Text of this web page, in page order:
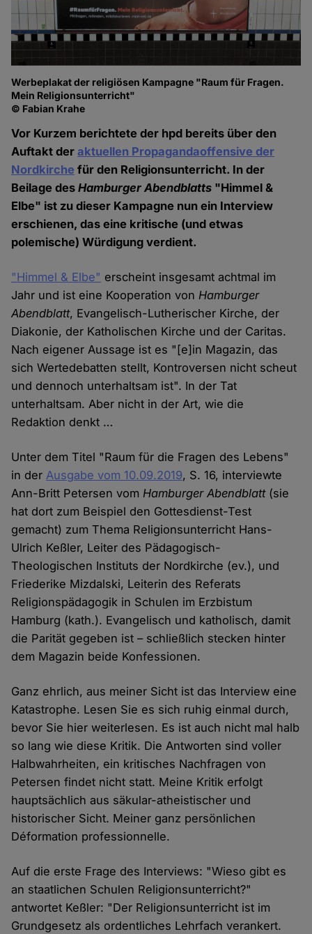
Werbeplakat der religiösen Kampagne "Raum für Fragen.
Mein Religionsunterricht"
© Fabian Krahe
Vor Kurzem berichtete der hpd bereits über den
Auftakt deraktuellen Propagandaoffensive der
Nordkirche für den Religionsunterricht. In der
Beilage desHamburger Abendblatts "Himmel &
Elbe" ist zu dieser Kampagne nun ein Interview
erschienen, das eine kritische (und etwas
polemische) Würdigung verdient.
"Himmel & Elbe" erscheint insgesamt achtmal im
Jahr und ist eine Kooperation vonHamburger
Abendblatt, Evangelisch-Lutherischer Kirche, der
Diakonie, der Katholischen Kirche und der Caritas.
Nach eigener Aussage ist es "[e]in Magazin, das
sich Wertedebatten stellt, Kontroversen nicht scheut
und dennoch unterhaltsam ist". In der Tat
unterhaltsam. Aber nicht in der Art, wie die
Redaktion denkt …
Unter dem Titel "Raum für die Fragen des Lebens"
in derAusgabe vom 10.09.2019, S. 16, interviewte
Ann-Britt Petersen vomHamburger Abendblatt (sie
hat dort zum Beispiel den Gottesdienst-Test
gemacht) zum Thema Religionsunterricht Hans-
Ulrich Keßler, Leiter des Pädagogisch-
Theologischen Instituts der Nordkirche (ev.), und
Friederike Mizdalski, Leiterin des Referats
Religionspädagogik in Schulen im Erzbistum
Hamburg (kath.). Evangelisch und katholisch, damit
die Parität gegeben ist – schließlich stecken hinter
dem Magazin beide Konfessionen.
Ganz ehrlich, aus meiner Sicht ist das Interview eine
Katastrophe. Lesen Sie es sich ruhig einmal durch,
bevor Sie hier weiterlesen. Es ist auch nicht mal halb
so lang wie diese Kritik. Die Antworten sind voller
Halbwahrheiten, ein kritisches Nachfragen von
Petersen findet nicht statt. Meine Kritik erfolgt
hauptsächlich aus säkular-atheistischer und
historischer Sicht. Meiner ganz persönlichen
Déformation professionnelle.
Auf die erste Frage des Interviews: "Wieso gibt es
an staatlichen Schulen Religionsunterricht?"
antwortet Keßler: "Der Religionsunterricht ist im
Grundgesetz als ordentliches Lehrfach verankert.